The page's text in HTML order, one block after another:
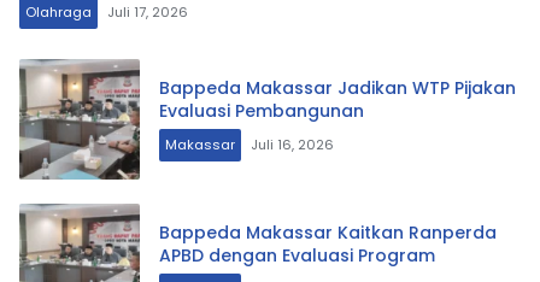
Olahraga Juli 17, 2026
Bappeda Makassar Jadikan WTP Pijakan
Evaluasi Pembangunan
Makassar Juli 16, 2026
Bappeda Makassar Kaitkan Ranperda
APBD dengan Evaluasi Program